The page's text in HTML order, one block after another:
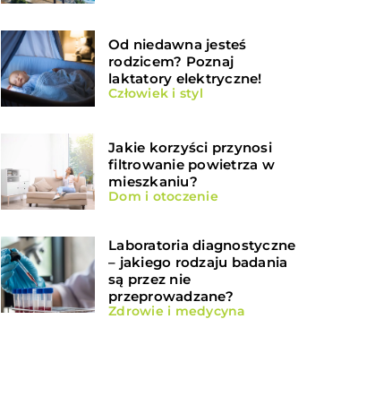
Od niedawna jesteś
rodzicem? Poznaj
laktatory elektryczne!
Człowiek i styl
Jakie korzyści przynosi
filtrowanie powietrza w
mieszkaniu?
Dom i otoczenie
Laboratoria diagnostyczne
– jakiego rodzaju badania
są przez nie
przeprowadzane?
Zdrowie i medycyna